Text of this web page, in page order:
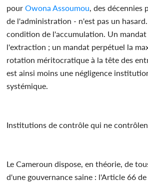
pourOwona Assoumou, des décennies
de l'administration - n'est pas un
condition de l'accumulation. Un
l'extraction ; un mandat perpétuel la
rotation méritocratique à la tête des
est ainsi moins une négligence
systémique.
Institutions de contrôle qui ne
Le Cameroun dispose, en théorie, de
d'une gouvernance saine : l'Article 66